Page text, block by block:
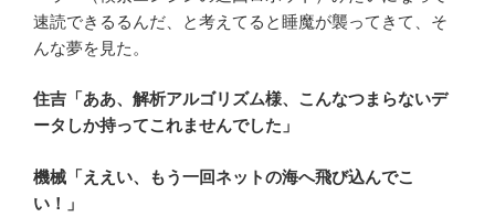
速読できるるんだ、と考えてると睡魔が襲ってきて、そ
んな夢を見た。
住吉「ああ、解析アルゴリズム様、こんなつまらないデ
ータしか持ってこれませんでした」
機械「ええい、もう一回ネットの海へ飛び込んでこ
い！」